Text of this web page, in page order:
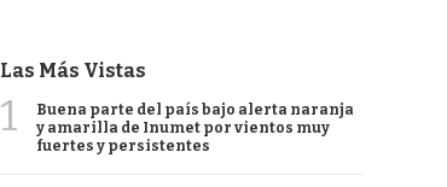
Las Más Vistas
1
Buena parte del país bajo alerta naranja
y amarilla de Inumet por vientos muy
fuertes y persistentes